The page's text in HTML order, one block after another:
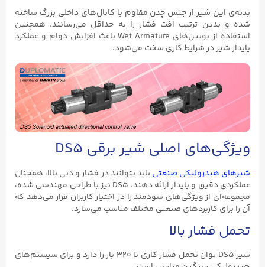
بدنه‌ی این شیر از جنس چدن مقاوم با کانال‌های داخلی بزرگ ساخته
شده و بدین ترتیب افت فشار را به حداقل می‌رسانند. همچنین
استفاده از بوبین‌های Wet Armature باعث افزایش دوام و عملکرد
پایدار شیر در شرایط کاری سخت می‌شود.
ویژگی‌های اصلی شیر برقی DS5
شیرهای هیدرولیکی صنعتی باید بتوانند در فشار و دبی بالا، همچنان
عملکردی دقیق و پایدار ارائه دهند. DS5 نیز با طراحی مهندسی شده،
مجموعه‌ای از ویژگی‌های سودمند را در اختیار کاربران قرار می‌دهد که
آن را برای کاربردهای صنعتی مختلف مناسب می‌سازد.
تحمل فشار بالا
شیر DS5 توان تحمل فشار کاری تا ۳۲۰ بار را دارد و برای سیستم‌های